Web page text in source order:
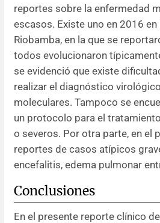
reportes sobre la enfermedad
escasos. Existe uno en 2016
Riobamba, en la que se
todos evolucionaron
se evidenció que existe
realizar el diagnóstico
moleculares. Tampoco se
un protocolo para el
o severos. Por otra parte, en el
reportes de casos atípicos
encefalitis, edema pulmonar
Conclusiones
En el presente reporte clínico